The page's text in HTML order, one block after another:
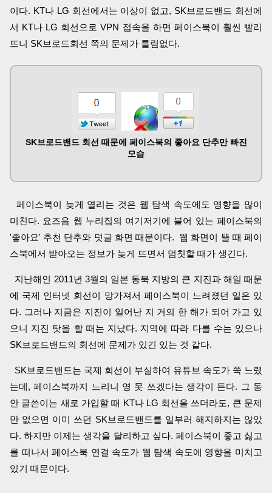
이다. KT나 LG 회선에서는 이상이 없고, SK브로드밴드 회선에
서 KT나 LG 회선으로 VPN 접속을 하면 페이스북이 훨씬 빨리
뜨니 SK브로드회선 쪽의 문제가 틀림없다.
SK브로드밴드 회선 때문에 페이스북의 좋아요 단추만 빠진
모습
페이스북이 늦게 열리는 것은 웹 탐색 속도에도 영향을 많이
미친다. 요즈음 웹 누리집의 여기저기에 붙어 있는 페이스북의
'좋아요' 추천 단추와 덧글 화면 때문이다. 웹 화면이 뜰 때 페이
스북에서 받아오는 정보가 늦게 뜨면서 멈칫할 때가 생긴다.
지난해인 2011년 3월의 일본 동북 지방의 큰 지진과 해일 때문
에 국제 인터넷 회선이 망가져서 페이스북이 느려졌던 일은 있
다. 그러나 지금은 지진이 일어난 지 거의 한 해가 되어 가고 있
으니 지진 탓을 할 때는 지났다. 지역에 따라 다를 수는 있으나
SK브로드밴드의 회선에 문제가 있긴 있는 것 같다.
SK브로드밴드는 국제 회선이 부실하여 유튜브 속도가 쭉 느렸
는데, 페이스북까지 느리니 영 못 쓰겠다는 생각이 든다. 그 동
안 글쓴이는 새로 가입할 때 KT나 LG 회선을 쓰더라도, 큰 문제
만 없으면 이미 쓰던 SK브로드밴드를 일부러 해지하지는 않았
다. 하지만 이제는 생각을 달리하고 싶다. 페이스북이 좋고 싫고
를 떠나서 페이스북 연결 속도가 웹 탐색 속도에 영향을 미치고
있기 때문이다.